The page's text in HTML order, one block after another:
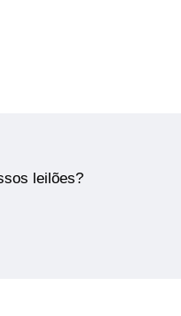
leilões?